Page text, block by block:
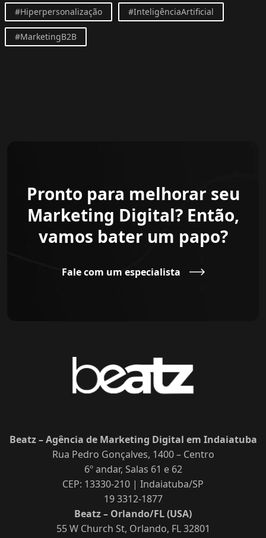
#Hiperpersonalização #InteligênciaArtificial
#MarketingB2B
Pronto para melhorar seu
Marketing Digital? Então,
vamos bater um papo?
Fale com um especialista
Beatz – Agência de Marketing Digital em Indaiatuba
Rua Pedro Gonçalves, 1400 – Centro
6º andar, Salas 61 e 62
CEP: 13330-210 | Indaiatuba/SP
19 3312-1877
Beatz – Orlando/FL (USA)
55 W Church St, Orlando, FL 32801